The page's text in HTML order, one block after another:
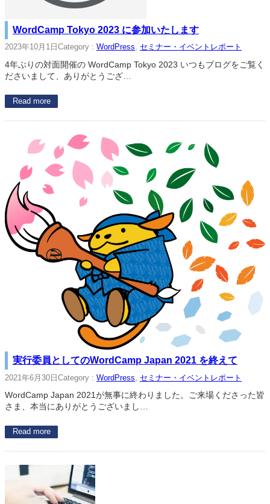
WordCamp Tokyo 2023 に参加いたします
2023年10月1日 Category : WordPress, セミナー・イベントレポート
4年ぶりの対面開催の WordCamp Tokyo 2023 いつもブログをご覧く
ださいまして、ありがとうござ…
Read more
実行委員としてのWordCamp Japan 2021 を終えて
2021年6月30日 Category : WordPress セミナー・イベントレポート
WordCamp Japan 2021が無事に終わりました。ご来場くださった皆
さま、本当にありがとうございまし…
Read more